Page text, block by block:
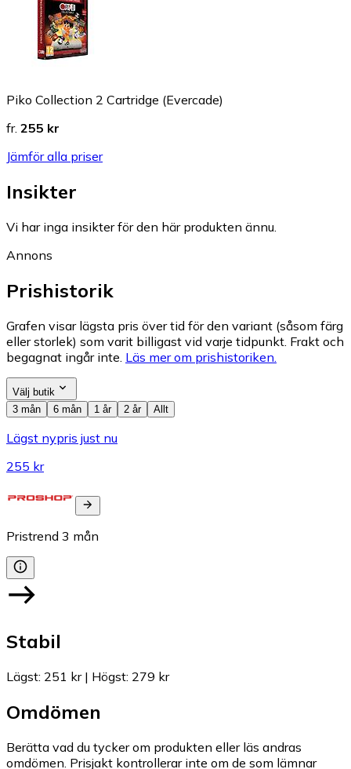
Piko Collection 2 Cartridge (Evercade)
fr. 255 kr
Jämför alla priser
Insikter
Vi har inga insikter för den här produkten ännu.
Annons
Prishistorik
Grafen visar lägsta pris över tid för den variant (såsom färg
eller storlek) som varit billigast vid varje tidpunkt. Frakt och
begagnat ingår inte. Läs mer om prishistoriken.
Välj butik
3 mån
6 mån 1 år 2 år Allt
Lägst nypris just nu
255 kr
Pristrend 3 mån
Stabil
Lägst: 251 kr| Högst: 279 kr
Omdömen
Berätta vad du tycker om produkten eller läs andras
omdömen. Prisjakt kontrollerar inte om de som lämnar